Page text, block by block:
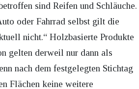
sind Reifen und Schläuche.
oder Fahrrad selbst gilt die
nicht.“ Holzbasierte Produkte
gelten derweil nur dann als
nach dem festgelegten Stichtag
Flächen keine weitere